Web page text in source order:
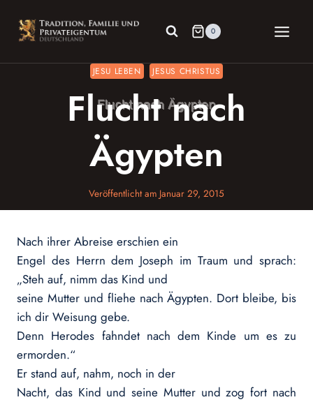
Inhalt
springen
0
JESU LEBEN JESUS CHRISTUS
Flucht nach
Ägypten
Veröffentlicht am Januar 29, 2015
Nach ihrer Abreise erschien ein
Engel des Herrn dem Joseph im Traum und sprach:
„Steh auf, nimm das Kind und
seine Mutter und fliehe nach Ägypten. Dort bleibe, bis
ich dir Weisung gebe.
Denn Herodes fahndet nach dem Kinde um es zu
ermorden.“
Er stand auf, nahm, noch in der
Nacht, das Kind und seine Mutter und zog fort nach